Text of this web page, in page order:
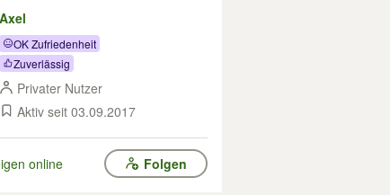
Axel
OK Zufriedenheit
Zuverlässig
Privater Nutzer
Aktiv seit 03.09.2017
online Folgen